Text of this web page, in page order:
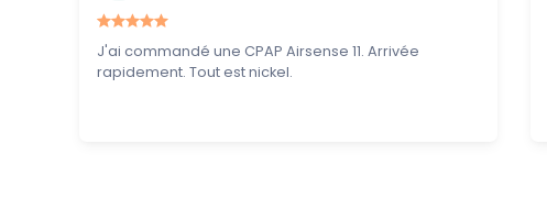
J'ai commandé une CPAP Airsense 11. Arrivée
rapidement. Tout est nickel.